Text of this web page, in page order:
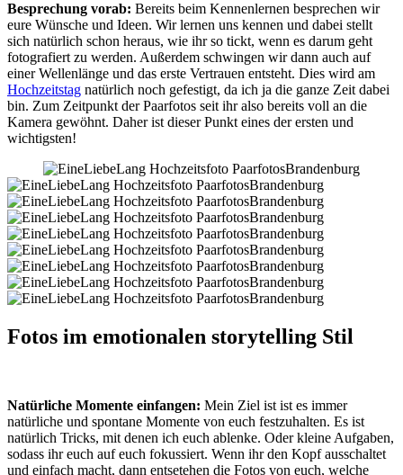
Besprechung vorab: Bereits beim Kennenlernen besprechen wir
eure Wünsche und Ideen. Wir lernen uns kennen und dabei stellt
sich natürlich schon heraus, wie ihr so tickt, wenn es darum geht
fotografiert zu werden. Außerdem schwingen wir dann auch auf
einer Wellenlänge und das erste Vertrauen entsteht. Dies wird am
Hochzeitstag natürlich noch gefestigt, da ich ja die ganze Zeit dabei
bin. Zum Zeitpunkt der Paarfotos seit ihr also bereits voll an die
Kamera gewöhnt. Daher ist dieser Punkt eines der ersten und
wichtigsten!
Fotos im emotionalen storytelling Stil
Natürliche Momente einfangen: Mein Ziel ist ist es immer
natürliche und spontane Momente von euch festzuhalten. Es ist
natürlich Tricks, mit denen ich euch ablenke. Oder kleine Aufgaben,
sodass ihr euch auf euch fokussiert. Wenn ihr den Kopf ausschaltet
und einfach macht, dann entsetehen die Fotos von euch, welche